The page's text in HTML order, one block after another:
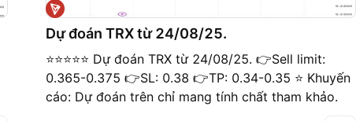
Dự đoán TRX từ 24/08/25.
⭐️⭐️⭐️⭐️⭐️ Dự đoán TRX từ 24/08/25. 👉Sell limit:
0.365-0.375 👉SL: 0.38 👉TP: 0.34-0.35 ⭐️ Khuyến
cáo: Dự đoán trên chỉ mang tính chất tham khảo.